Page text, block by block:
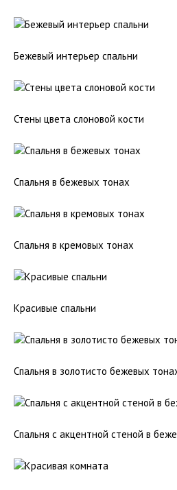
Бежевый интерьер спальни
Стены цвета слоновой кости
Спальня в бежевых тонах
Спальня в кремовых тонах
Красивые спальни
Спальня в золотисто бежевых
Спальня с акцентной стеной в